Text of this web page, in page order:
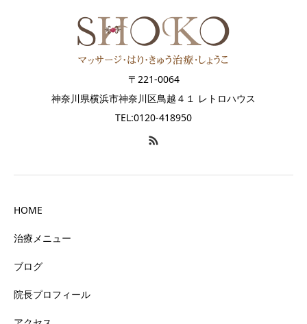
〒221-0064
神奈川県横浜市神奈川区鳥越４１ レトロハウス
TEL:0120-418950
HOME
治療メニュー
ブログ
院長プロフィール